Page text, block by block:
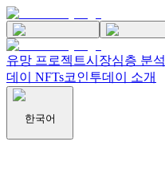
유망 프로젝트시장심층 분석
데이 NFTs코인투데이 소개
한국어